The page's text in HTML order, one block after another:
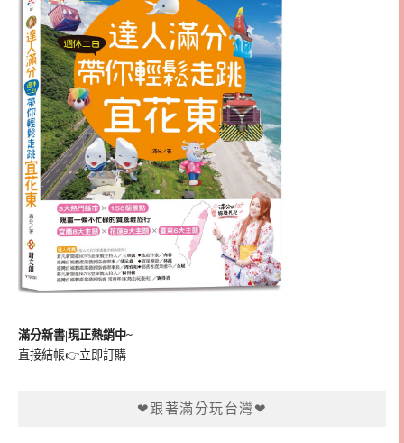
滿分新書|現正熱銷中~
直接結帳👉立即訂購
❤跟著滿分玩台灣❤